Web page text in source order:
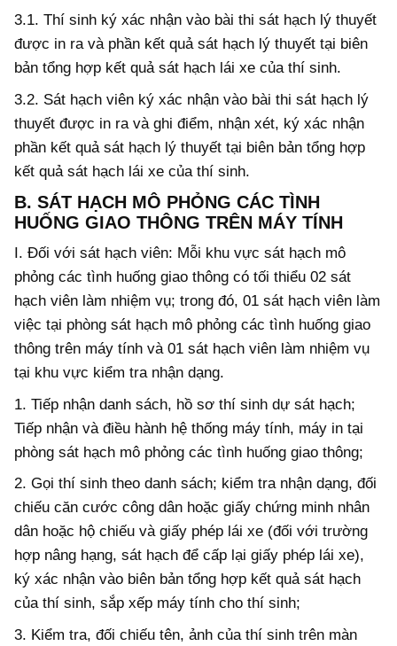
3.1. Thí sinh ký xác nhận vào bài thi sát hạch lý thuyết
được in ra và phần kết quả sát hạch lý thuyết tại biên
bản tổng hợp kết quả sát hạch lái xe của thí sinh.
3.2. Sát hạch viên ký xác nhận vào bài thi sát hạch lý
thuyết được in ra và ghi điểm, nhận xét, ký xác nhận
phần kết quả sát hạch lý thuyết tại biên bản tổng hợp
kết quả sát hạch lái xe của thí sinh.
B. SÁT HẠCH MÔ PHỎNG CÁC TÌNH
HUỐNG GIAO THÔNG TRÊN MÁY TÍNH
I. Đối với sát hạch viên: Mỗi khu vực sát hạch mô
phỏng các tình huống giao thông có tối thiểu 02 sát
hạch viên làm nhiệm vụ; trong đó, 01 sát hạch viên làm
việc tại phòng sát hạch mô phỏng các tình huống giao
thông trên máy tính và 01 sát hạch viên làm nhiệm vụ
tại khu vực kiểm tra nhận dạng.
1. Tiếp nhận danh sách, hồ sơ thí sinh dự sát hạch;
Tiếp nhận và điều hành hệ thống máy tính, máy in tại
phòng sát hạch mô phỏng các tình huống giao thông;
2. Gọi thí sinh theo danh sách; kiểm tra nhận dạng, đối
chiếu căn cước công dân hoặc giấy chứng minh nhân
dân hoặc hộ chiếu và giấy phép lái xe (đối với trường
hợp nâng hạng, sát hạch để cấp lại giấy phép lái xe),
ký xác nhận vào biên bản tổng hợp kết quả sát hạch
của thí sinh, sắp xếp máy tính cho thí sinh;
3. Kiểm tra, đối chiếu tên, ảnh của thí sinh trên màn